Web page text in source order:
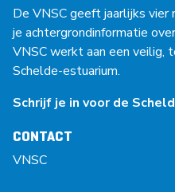
De VNSC geeft jaarlijks vier
je achtergrondinformatie
VNSC werkt aan een veilig,
Schelde-estuarium.
Schrijf je in voor de
CONTACT
VNSC